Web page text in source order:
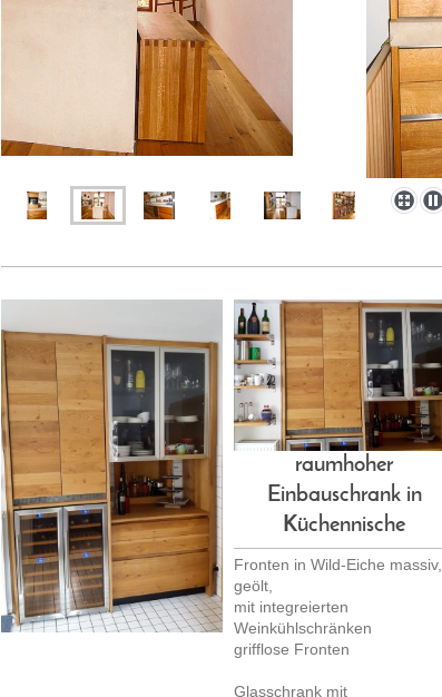
raumhoher
Einbauschrank in
Küchennische
Fronten in Wild-Eiche massiv,
geölt,
mit integreierten
Weinkühlschränken
grifflose Fronten
Glasschrank mit